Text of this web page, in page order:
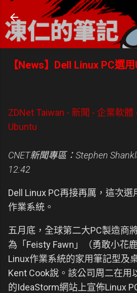
跳到主要內容
凍仁的筆記
- https://note.drx.tw
【News】Dell Linux PC選
ZDNet Taiwan - 新聞 - 企業軟體
Ubuntu
CNET新聞專區：Stephen
12:42
Dell Linux PC再接再厲，這次
作業系統。
五月底，全球第二大PC製造商
為「Feisty Fawn」（勇敢小花
Linux作業系統的家用筆記型及
Kent Cook說。該公司周二在用
的IdeaStorm網站上宣佈Linux